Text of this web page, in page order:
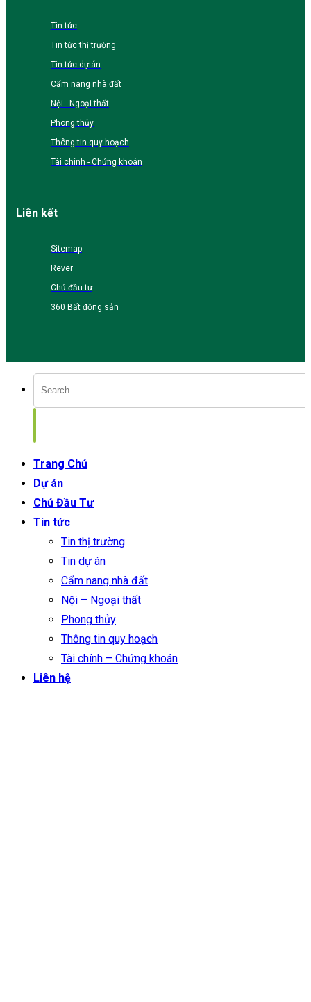
Tin tức
Tin tức thị trường
Tin tức dự án
Cẩm nang nhà đất
Nội - Ngoại thất
Phong thủy
Thông tin quy hoạch
Tài chính - Chứng khoán
Liên kết
Sitemap
Rever
Chủ đầu tư
360 Bất động sản
Trang Chủ
Dự án
Chủ Đầu Tư
Tin tức
Tin thị trường
Tin dự án
Cẩm nang nhà đất
Nội – Ngoại thất
Phong thủy
Thông tin quy hoạch
Tài chính – Chứng khoán
Liên hệ